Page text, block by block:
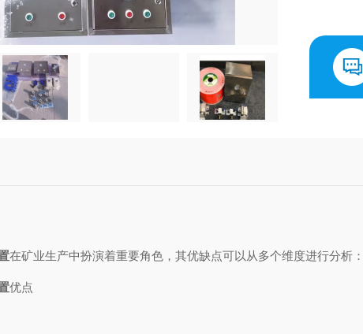
在矿业生产中扮演着重要角色，其优缺点可以从多个维度进行分析：
优点